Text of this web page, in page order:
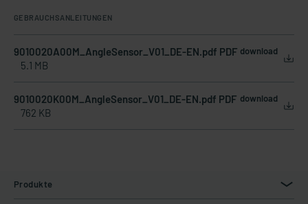
GEBRAUCHSANLEITUNGEN
9010020A00M_AngleSensor_V01_DE-EN.pdf PDF
5.1 MB
download
9010020K00M_AngleSensor_V01_DE-EN.pdf PDF
762 KB
download
Produkte